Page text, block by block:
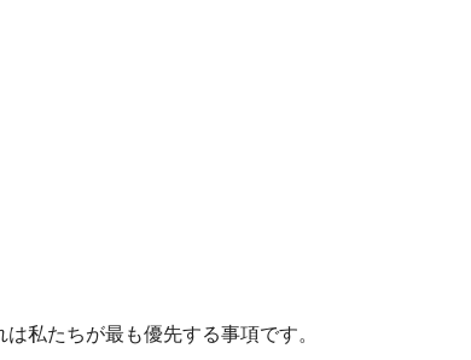
私たちが最も優先する事項です。